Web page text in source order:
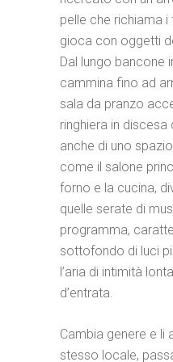
pelle che richiama
gioca con oggetti
Dal lungo bancone
cammina fino ad
sala da pranzo
ringhiera in discesa
anche di uno
come il salone
forno e la cucina,
quelle serate di
programma,
sottofondo di luci
l’aria di intimità
d’entrata.
Cambia genere e li
stesso locale,